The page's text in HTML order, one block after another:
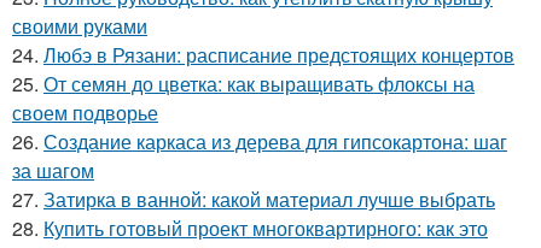
своими руками
24. Любэ в Рязани: расписание предстоящих концертов
25. От семян до цветка: как выращивать флоксы на
своем подворье
26. Создание каркаса из дерева для гипсокартона: шаг
за шагом
27. Затирка в ванной: какой материал лучше выбрать
28. Купить готовый проект многоквартирного: как это